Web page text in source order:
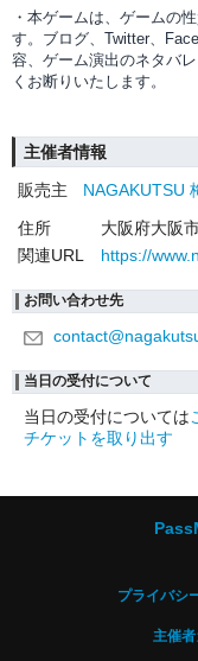
・本ゲームは、ゲームの
す。ブログ、Twitter、
容、ゲーム演出のネタバ
くお断りいたします。
主催者情報
販売主
NAGAKUTSU
住所
大阪府大阪
関連URL
https://
お問い合わせ先
当日の受付について
当日の受付については
チケットを取り出す
プライバシ
主催